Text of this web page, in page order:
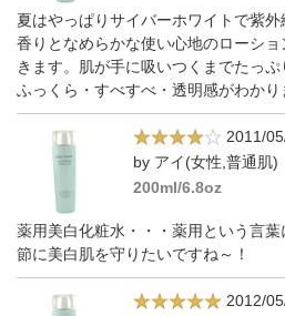
夏はやっぱりサイバーホワイトで紫
香りとなめらかな使い心地のローシ
きます。肌が手に吸いつくまでたっ
ふっくら・すべすべ・透明感がわかり
2011/
by アイ(女性,普通肌)
200ml/6.8oz
薬用美白化粧水・・・薬用という言
節に美白肌を守りたいですね～！
2012/